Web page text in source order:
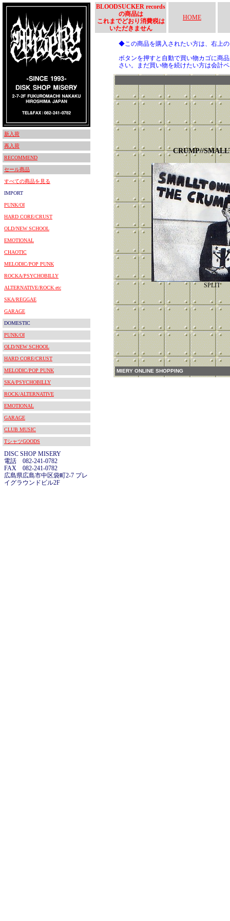
新入荷
再入荷
RECOMMEND
セール商品
すべての商品を見る
IMPORT
PUNK/OI
HARD CORE/CRUST
OLD/NEW SCHOOL
EMOTIONAL
CHAOTIC
MELODIC/POP PUNK
ROCKA/PSYCHOBILLY
ALTERNATIVE/ROCK etc
SKA/REGGAE
GARAGE
DOMESTIC
PUNK/OI
OLD/NEW SCHOOL
HARD CORE/CRUST
MELODIC/POP PUNK
SKA/PSYCHOBILLY
ROCK/ALTERNATIVE
EMOTIONAL
GARAGE
CLUB MUSIC
TシャツGOODS
DISC SHOP MISERY
電話 082-241-0782
FAX 082-241-0782
広島県広島市中区袋町2-7 プレ
イグラウンドビル2F
BLOODSUCKER records
の商品は
これまでどおり消費税は
いただきません
HOME
◆この商品を購入されたい方は、右上
ボタンを押すと自動で買い物カゴに商
さい。まだ買い物を続けたい方は会計
CRUMP//
SPLIT
MIERY ONLINE SHOPPING